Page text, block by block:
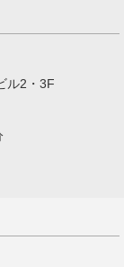
ル2・3F